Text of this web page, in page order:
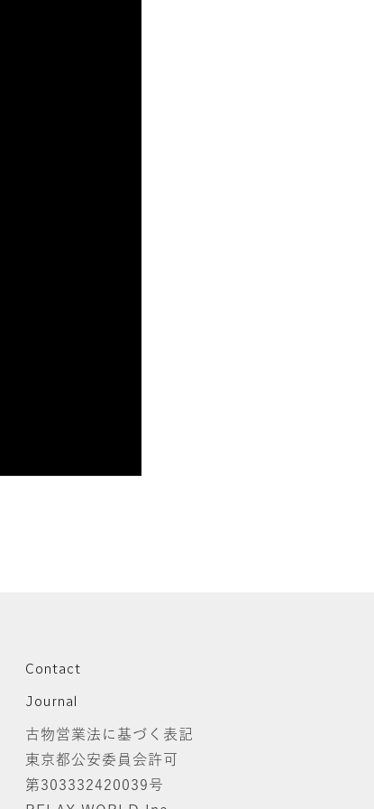
Contact
Journal
古物営業法に基づく表記
東京都公安委員会許可
第303332420039号